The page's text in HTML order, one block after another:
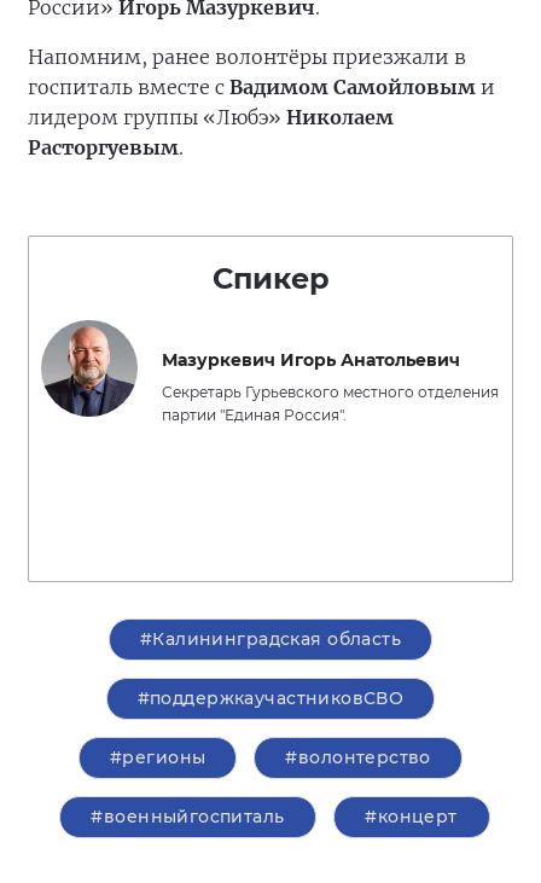
России» Игорь Мазуркевич.
Напомним, ранее волонтёры приезжали в
госпиталь вместе с Вадимом Самойловым и
лидером группы «Любэ» Николаем
Расторгуевым.
Спикер
Мазуркевич Игорь Анатольевич
Секретарь Гурьевского местного отделения
партии "Единая Россия".
#Калининградская область
#поддержкаучастниковСВО
#регионы #волонтерство
#военныйгоспиталь #концерт